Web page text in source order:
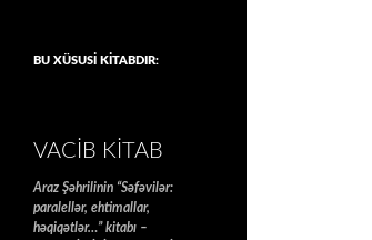
BU XÜSUSİ KİTABDIR:
VACIB KITAB
Araz Şəhrilinin “Səfəvilər:
paralellər, ehtimallar,
həqiqətlər…” kitabı –